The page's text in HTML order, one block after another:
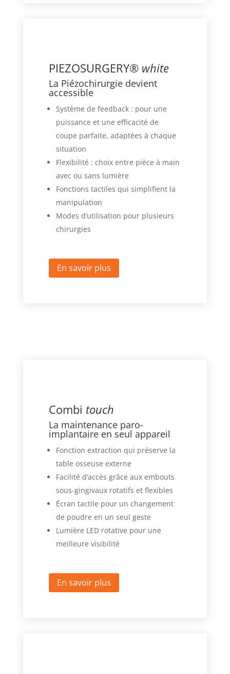
PIEZOSURGERY® white
La Piézochirurgie devient
accessible
Système de feedback : pour une
puissance et une efficacité de
coupe parfaite, adaptées à chaque
situation
Flexibilité : choix entre pièce à main
avec ou sans lumière
Fonctions tactiles qui simplifient la
manipulation
Modes d’utilisation pour plusieurs
chirurgies
En savoir plus
Combi touch
La maintenance paro-
implantaire en seul appareil
Fonction extraction qui préserve la
table osseuse externe
Facilité d’accès grâce aux embouts
sous-gingivaux rotatifs et flexibles
Écran tactile pour un changement
de poudre en un seul geste
Lumière LED rotative pour une
meilleure visibilité
En savoir plus